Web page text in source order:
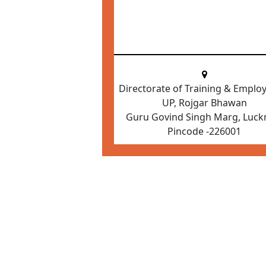
Directorate of Training &
UP, Rojgar Bhawan
Guru Govind Singh Marg,
Pincode -226001